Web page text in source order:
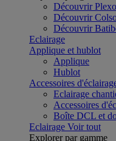
Découvrir Plexo
Découvrir
Découvrir
Eclairage
Applique et hublot
Applique
Hublot
Accessoires
Eclairage
Accessoires
Boîte DCL et
Eclairage Voir tout
Explorer par gamme